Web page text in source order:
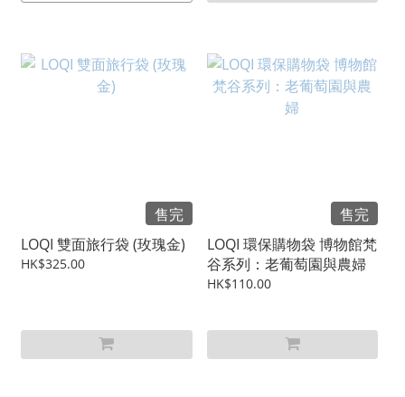
售完
LOQI 雙面旅行袋 (玫瑰金)
HK$325.00
售完
LOQI 環保購物袋 博物館梵
谷系列：老葡萄園與農婦
HK$110.00